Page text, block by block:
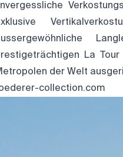
La
der Welt
collection.com